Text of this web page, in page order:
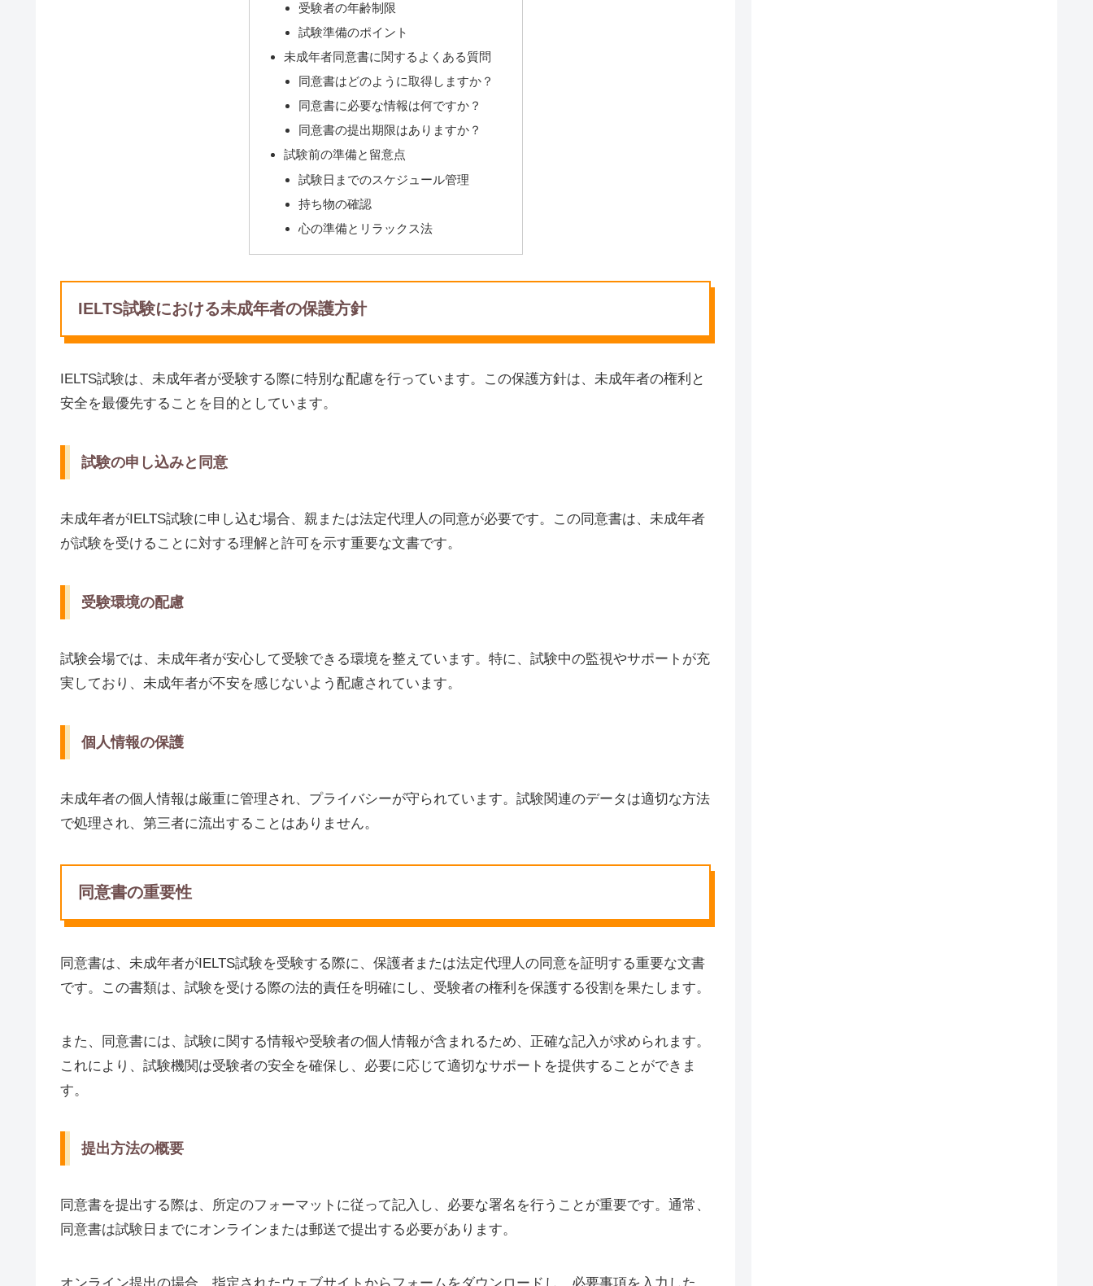
受験者の年齢制限
試験準備のポイント
未成年者同意書に関するよくある質問
同意書はどのように取得しますか？
同意書に必要な情報は何ですか？
同意書の提出期限はありますか？
試験前の準備と留意点
試験日までのスケジュール管理
持ち物の確認
心の準備とリラックス法
IELTS試験における未成年者の保護方針
IELTS試験は、未成年者が受験する際に特別な配慮を行っています。この保護方針は、未成年者の権利と
安全を最優先することを目的としています。
試験の申し込みと同意
未成年者がIELTS試験に申し込む場合、親または法定代理人の同意が必要です。この同意書は、未成年者
が試験を受けることに対する理解と許可を示す重要な文書です。
受験環境の配慮
試験会場では、未成年者が安心して受験できる環境を整えています。特に、試験中の監視やサポートが充
実しており、未成年者が不安を感じないよう配慮されています。
個人情報の保護
未成年者の個人情報は厳重に管理され、プライバシーが守られています。試験関連のデータは適切な方法
で処理され、第三者に流出することはありません。
同意書の重要性
同意書は、未成年者がIELTS試験を受験する際に、保護者または法定代理人の同意を証明する重要な文書
です。この書類は、試験を受ける際の法的責任を明確にし、受験者の権利を保護する役割を果たします。
また、同意書には、試験に関する情報や受験者の個人情報が含まれるため、正確な記入が求められます。
これにより、試験機関は受験者の安全を確保し、必要に応じて適切なサポートを提供することができま
す。
提出方法の概要
同意書を提出する際は、所定のフォーマットに従って記入し、必要な署名を行うことが重要です。通常、
同意書は試験日までにオンラインまたは郵送で提出する必要があります。